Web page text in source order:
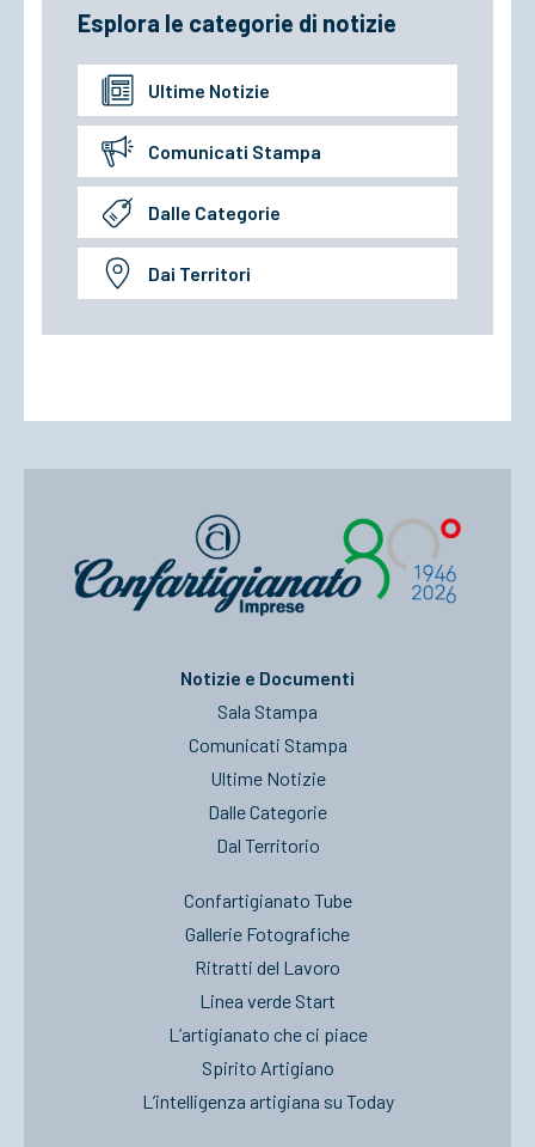
Esplora le categorie di notizie
Ultime Notizie
Comunicati Stampa
Dalle Categorie
Dai Territori
Notizie e Documenti
Sala Stampa
Comunicati Stampa
Ultime Notizie
Dalle Categorie
Dal Territorio
Confartigianato Tube
Gallerie Fotografiche
Ritratti del Lavoro
Linea verde Start
L’artigianato che ci piace
Spirito Artigiano
L’intelligenza artigiana su Today